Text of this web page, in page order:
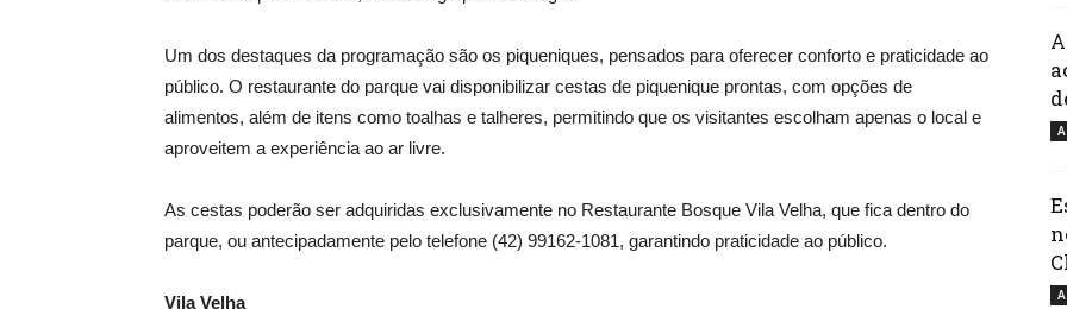
Um dos destaques da programação são os piqueniques, pensados para oferecer conforto e praticidade ao
público. O restaurante do parque vai disponibilizar cestas de piquenique prontas, com opções de
alimentos, além de itens como toalhas e talheres, permitindo que os visitantes escolham apenas o local e
aproveitem a experiência ao ar livre.
As cestas poderão ser adquiridas exclusivamente no Restaurante Bosque Vila Velha, que fica dentro do
parque, ou antecipadamente pelo telefone (42) 99162-1081, garantindo praticidade ao público.
Vila Velha